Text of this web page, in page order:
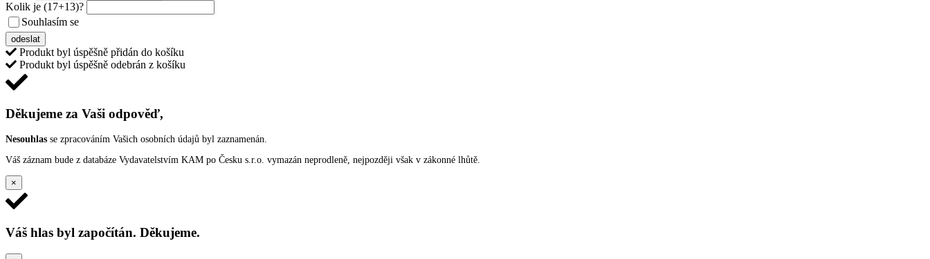
Kolik je (17+13)?
Souhlasím se
odeslat
Produkt byl úspěšně přidán do košíku
Produkt byl úspěšně odebrán z košíku
Děkujeme za Vaši odpověď,
Nesouhlas se zpracováním Vašich osobních údajů byl zaznamenán.
Váš záznam bude z databáze Vydavatelstvím KAM po Česku s.r.o. vymazán neprodleně, nejpozději však v zákonné lhůtě.
×
Váš hlas byl započítán. Děkujeme.